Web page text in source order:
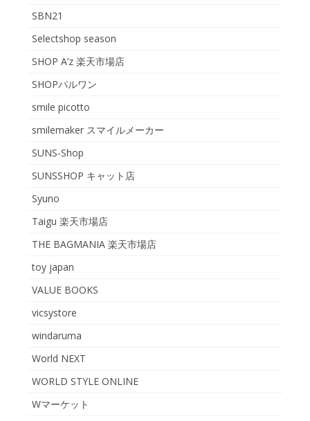
SBN21
Selectshop season
SHOP A’z 楽天市場店
SHOPパルワン
smile picotto
smilemaker スマイルメーカー
SUNS-Shop
SUNSSHOP キャット店
Syuno
Taigu 楽天市場店
THE BAGMANIA 楽天市場店
toy japan
VALUE BOOKS
vicsystore
windaruma
World NEXT
WORLD STYLE ONLINE
Wマーケット